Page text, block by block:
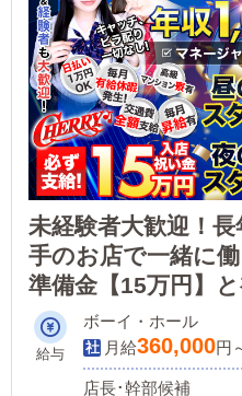
未経験者大歓迎！
手のお店で一緒に
準備金【15万円】
でしっかり稼げる
給与
ボーイ・ホール
月給360,000円
店長･幹部候補